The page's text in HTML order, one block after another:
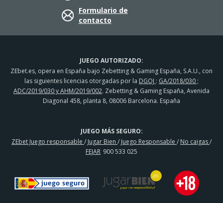
JUEGO AUTORIZADO:
ZEbet.es, opera en España bajo Zebetting & Gaming España, S.A.U., con
las siguientes licencias otorgadas por la DGOJ : GA/2018/030 ;
ADC/2019/030 y AHM/2019/002. Zebetting & Gaming España, Avenida
Diagonal 458, planta 8, 08006 Barcelona. España
JUEGO MÁS SEGURO:
ZEbet Juego responsable / Jugar Bien / Juego Responsable / No caigas/
FEJAR 900 533 025
Formulario de
contacto